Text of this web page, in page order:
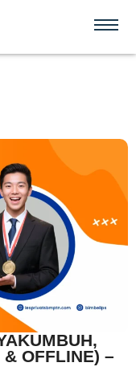
OFFLINE) –